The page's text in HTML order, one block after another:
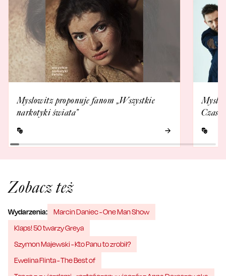
Myslowitz proponuje fanom „Wszystkie
narkotyki świata”
Zobacz też
Wydarzenia:
Marcin Daniec - One Man Show
Klaps! 50 twarzy Greya
Szymon Majewski - Kto Panu to zrobił?
Ewelina Flinta - The Best of